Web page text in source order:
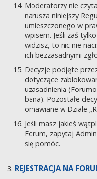
Moderatorzy nie
narusza niniejszy
umieszczonego w
wpisem. Jeśli zaś
widzisz, to nic nie
ich bezzasadnymi
Decyzje podjęte
dotyczące
uzasadnienia
bana). Pozostałe
omawiane w Dziale
Jeśli masz jakieś
Forum, zapytaj
się pomóc.
REJESTRACJA NA